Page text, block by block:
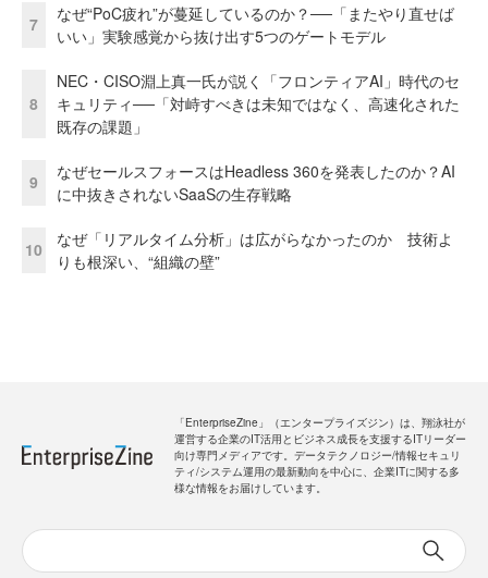
7
なぜ“PoC疲れ”が蔓延しているのか？──「またやり直せば
いい」実験感覚から抜け出す5つのゲートモデル
8
NEC・CISO淵上真一氏が説く「フロンティアAI」時代のセ
キュリティ──「対峙すべきは未知ではなく、高速化された
既存の課題」
9
なぜセールスフォースはHeadless 360を発表したのか？AI
に中抜きされないSaaSの生存戦略
10
なぜ「リアルタイム分析」は広がらなかったのか 技術よ
りも根深い、“組織の壁”
「EnterpriseZine」（エンタープライズジン）は、翔泳社が
運営する企業のIT活用とビジネス成長を支援するITリーダー
向け専門メディアです。データテクノロジー/情報セキュリ
ティ/システム運用の最新動向を中心に、企業ITに関する多
様な情報をお届けしています。